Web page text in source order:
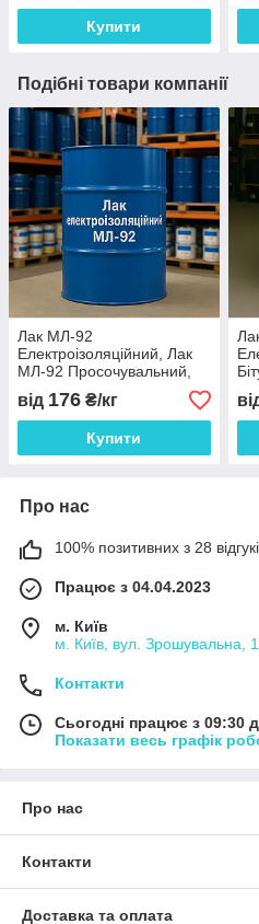
Купити
Подібні товари компанії
Лак МЛ-92
Електроізоляційний, Лак
МЛ-92 Просочувальний,
45 кг
від 176 ₴/кг
Купити
Про нас
100% позитивних з 28
Працює з 04.04.2023
м. Київ
м. Київ, вул. Зрошувальна,
Контакти
Сьогодні працює з 09:30
Показати весь графік
Про нас
Контакти
Доставка та оплата